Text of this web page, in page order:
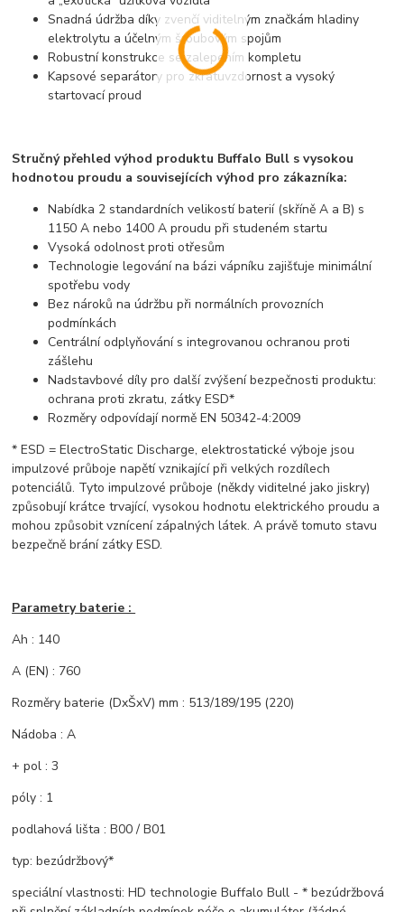
Snadná údržba díky zvenčí viditelným značkám hladiny
elektrolytu a účelným šroubovým spojům
Robustní konstrukce se zalepením kompletu
Kapsové separátory pro zkratuvzdornost a vysoký
startovací proud
Stručný přehled výhod produktu Buffalo Bull s vysokou
hodnotou proudu a souvisejících výhod pro zákazníka:
Nabídka 2 standardních velikostí baterií (skříně A a B) s
1150 A nebo 1400 A proudu při studeném startu
Vysoká odolnost proti otřesům
Technologie legování na bázi vápníku zajišťuje minimální
spotřebu vody
Bez nároků na údržbu při normálních provozních
podmínkách
Centrální odplyňování s integrovanou ochranou proti
zášlehu
Nadstavbové díly pro další zvýšení bezpečnosti produktu:
ochrana proti zkratu, zátky ESD*
Rozměry odpovídají normě EN 50342-4:2009
* ESD = ElectroStatic Discharge, elektrostatické výboje jsou
impulzové průboje napětí vznikající při velkých rozdílech
potenciálů. Tyto impulzové průboje (někdy viditelné jako jiskry)
způsobují krátce trvající, vysokou hodnotu elektrického proudu a
mohou způsobit vznícení zápalných látek. A právě tomuto stavu
bezpečně brání zátky ESD.
Parametry baterie :
Ah : 140
A (EN) : 760
Rozměry baterie (DxŠxV) mm : 513/189/195 (220)
Nádoba : A
+ pol : 3
póly : 1
podlahová lišta : B00 / B01
typ: bezúdržbový*
speciální vlastnosti: HD technologie Buffalo Bull - * bezúdržbová